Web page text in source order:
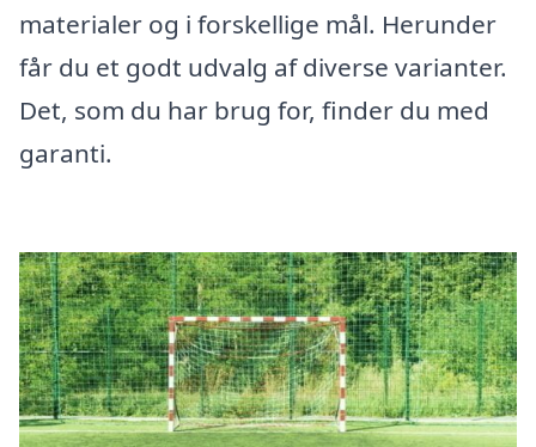
materialer og i forskellige mål. Herunder
får du et godt udvalg af diverse varianter.
Det, som du har brug for, finder du med
garanti.